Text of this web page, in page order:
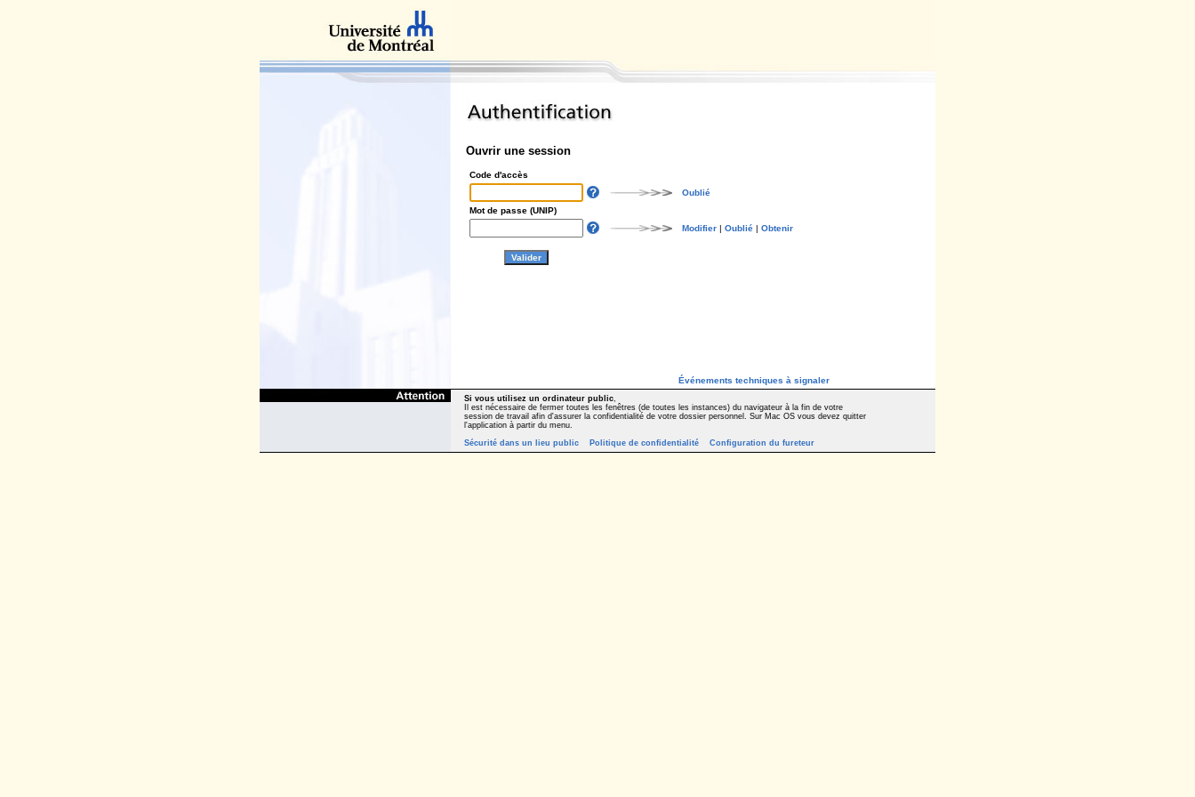
Ouvrir une session
Code d'accès
Oublié
Mot de passe (UNIP)
Modifier | Oublié | Obtenir
Événements techniques à signaler
Si vous utilisez un ordinateur public,
Il est nécessaire de fermer toutes les fenêtres (de toutes les instances) du navigateur à la fin de votre
session de travail afin d'assurer la confidentialité de votre dossier personnel. Sur Mac OS vous devez quitter
l'application à partir du menu.
Sécurité dans un lieu public
Politique de confidentialité Configuration du fureteur